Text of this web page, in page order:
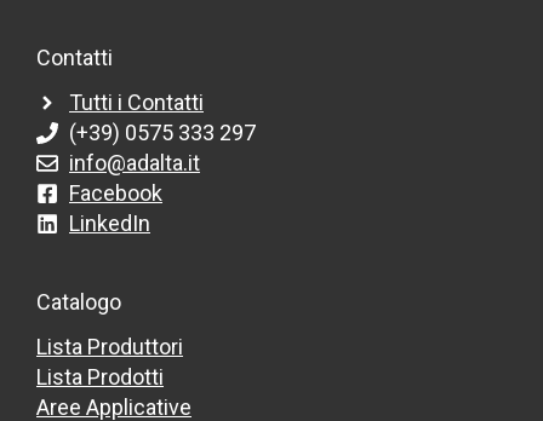
Contatti
Tutti i Contatti
(+39) 0575 333 297
info@adalta.it
Facebook
LinkedIn
Catalogo
Lista Produttori
Lista Prodotti
Aree Applicative